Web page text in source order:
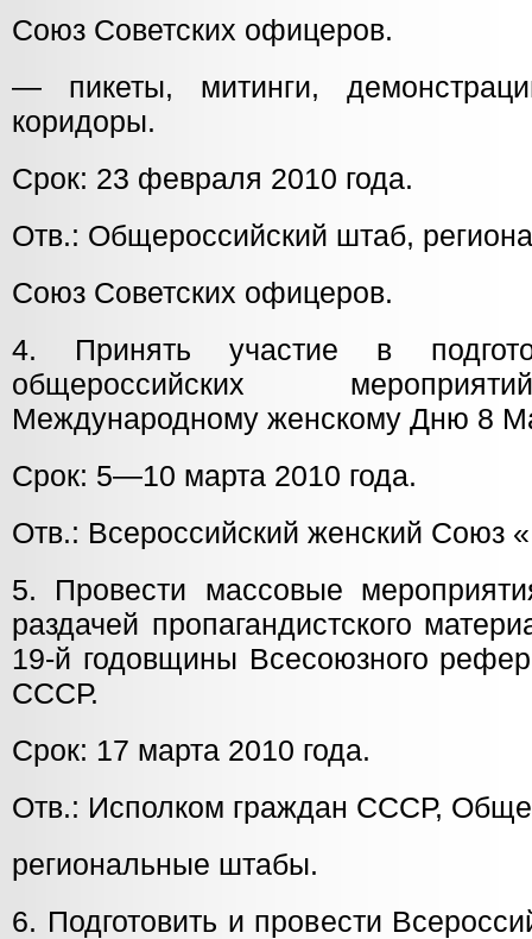
Союз Советских офицеров.
— пикеты, митинги,
коридоры.
Срок: 23 февраля 2010 года.
Отв.: Общероссийский штаб,
Союз Советских офицеров.
4. Принять участие в
общероссийских
Международному женскому Дню 8
Срок: 5—10 марта 2010 года.
Отв.: Всероссийский женский Союз
5. Провести массовые
раздачей пропагандистского
19-й годовщины Всесоюзного
СССР.
Срок: 17 марта 2010 года.
Отв.: Исполком граждан СССР,
региональные штабы.
6. Подготовить и провести